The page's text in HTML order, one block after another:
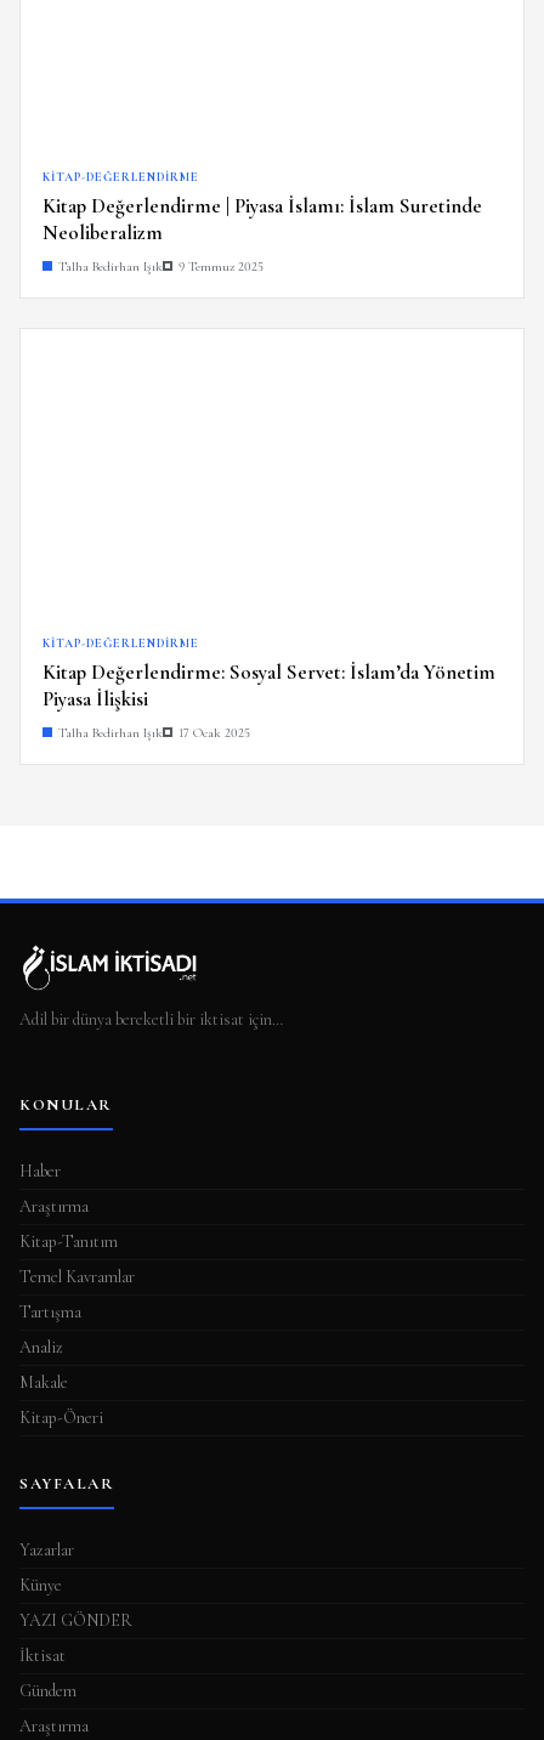
KITAP-DEĞERLENDIRME
Kitap Değerlendirme | Piyasa İslamı: İslam Suretinde
Neoliberalizm
Talha Bedirhan Işık 9 Temmuz 2025
KITAP-DEĞERLENDIRME
Kitap Değerlendirme: Sosyal Servet: İslam’da Yönetim
Piyasa İlişkisi
Talha Bedirhan Işık 17 Ocak 2025
Adil bir dünya bereketli bir iktisat için…
KONULAR
Haber
Araştırma
Kitap-Tanıtım
Temel Kavramlar
Tartışma
Analiz
Makale
Kitap-Öneri
SAYFALAR
Yazarlar
Künye
YAZI GÖNDER
İktisat
Gündem
Araştırma